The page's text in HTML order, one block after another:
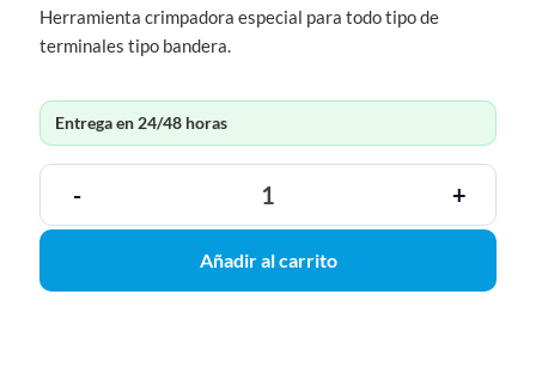
Herramienta crimpadora especial para todo tipo de
terminales tipo bandera.
Entrega en 24/48 horas
- +
Añadir al carrito